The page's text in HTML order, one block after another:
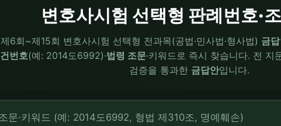
변호사시험 선택형 판례번호·
제6회~제15회 변호사시험 선택형 전과목(공법·민사법·형사법) 금
건번호(예: 2014도6992)·법령 조문·키워드로 즉시 찾습니다. 전 지
검증을 통과한 금답안입니다.